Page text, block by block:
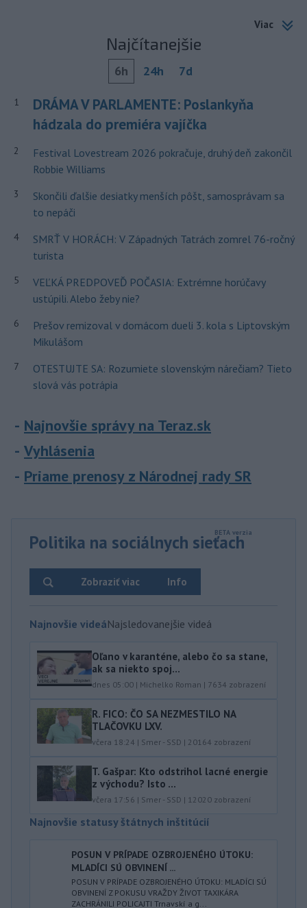
Viac
Najčítanejšie
6h 24h 7d
1
DRÁMA V PARLAMENTE: Poslankyňa
hádzala do premiéra vajíčka
2
Festival Lovestream 2026 pokračuje, druhý deň zakončil
Robbie Williams
3
Skončili ďalšie desiatky menších pôšt, samosprávam sa
to nepáči
4
SMRŤ V HORÁCH: V Západných Tatrách zomrel 76-ročný
turista
5
VEĽKÁ PREDPOVEĎ POČASIA: Extrémne horúčavy
ustúpili. Alebo žeby nie?
6
Prešov remizoval v domácom dueli 3. kola s Liptovským
Mikulášom
7
OTESTUJTE SA: Rozumiete slovenským nárečiam? Tieto
slová vás potrápia
Najnovšie správy na Teraz.sk
Vyhlásenia
Priame prenosy z Národnej rady SR
Politika na sociálnych sieťach
Info
Zobraziť viac
Najnovšie videáNajsledovanejšie videá
Oľano v karanténe, alebo čo sa stane,
ak sa niekto spoj...
dnes 05:00 | Michelko Roman | 7634 zobrazení
R. FICO: ČO SA NEZMESTILO NA
TLAČOVKU LXV.
včera 18:24 | Smer - SSD | 20164 zobrazení
T. Gašpar: Kto odstrihol lacné energie
z východu? Isto ...
včera 17:56 | Smer - SSD | 12020 zobrazení
Najnovšie statusy štátnych inštitúcií
POSUN V PRÍPADE OZBROJENÉHO ÚTOKU:
MLADÍCI SÚ OBVINENÍ ...
POSUN V PRÍPADE OZBROJENÉHO ÚTOKU: MLADÍCI SÚ
OBVINENÍ Z POKUSU VRAŽDY ŽIVOT TAXIKÁRA
ZACHRÁNILI POLICAJTI Trnavskí a g...